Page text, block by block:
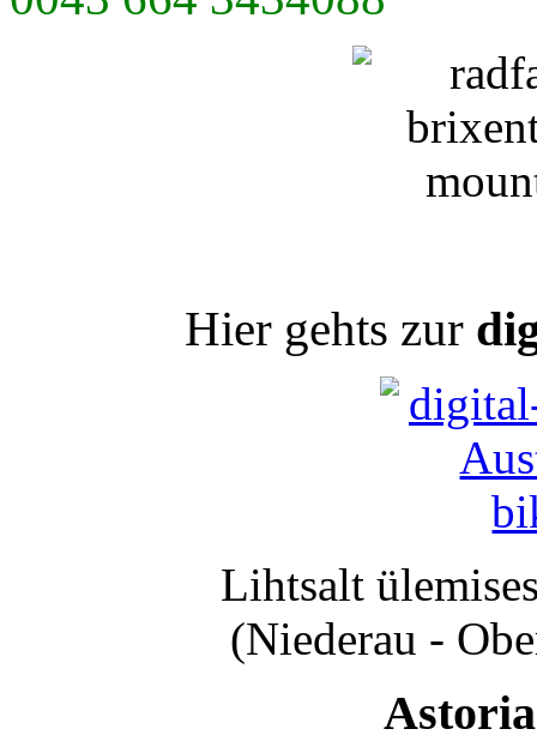
Hier gehts zur
Lihtsalt
(Niederau -
Astoria